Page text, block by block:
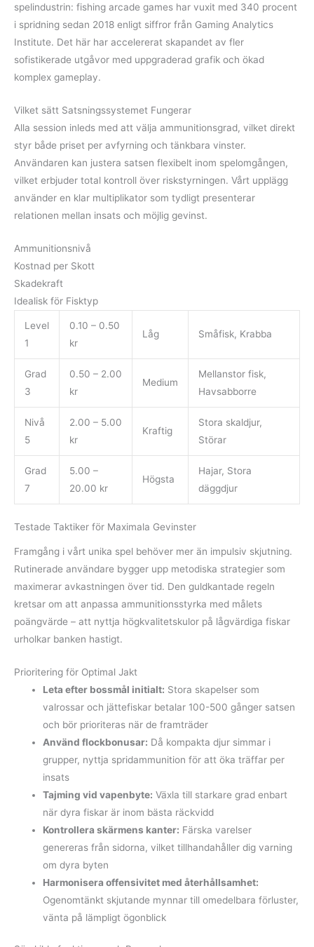
spelindustrin: fishing arcade games har vuxit med 340 procent
i spridning sedan 2018 enligt siffror från Gaming Analytics
Institute. Det här har accelererat skapandet av fler
sofistikerade utgåvor med uppgraderad grafik och ökad
komplex gameplay.
Vilket sätt Satsningssystemet Fungerar
Alla session inleds med att välja ammunitionsgrad, vilket direkt
styr både priset per avfyrning och tänkbara vinster.
Användaren kan justera satsen flexibelt inom spelomgången,
vilket erbjuder total kontroll över riskstyrningen. Vårt upplägg
använder en klar multiplikator som tydligt presenterar
relationen mellan insats och möjlig gevinst.
Ammunitionsnivå
Kostnad per Skott
Skadekraft
Idealisk för Fisktyp
Level
1
0.10 – 0.50
kr
Låg Småfisk, Krabba
Grad
3
0.50 – 2.00
kr
Medium
Mellanstor fisk,
Havsabborre
Nivå
5
2.00 – 5.00
kr
Kraftig
Stora skaldjur,
Störar
Grad
7
5.00 –
20.00 kr
Högsta
Hajar, Stora
däggdjur
Testade Taktiker för Maximala Gevinster
Framgång i vårt unika spel behöver mer än impulsiv skjutning.
Rutinerade användare bygger upp metodiska strategier som
maximerar avkastningen över tid. Den guldkantade regeln
kretsar om att anpassa ammunitionsstyrka med målets
poängvärde – att nyttja högkvalitetskulor på lågvärdiga fiskar
urholkar banken hastigt.
Prioritering för Optimal Jakt
Leta efter bossmål initialt: Stora skapelser som
valrossar och jättefiskar betalar 100-500 gånger satsen
och bör prioriteras när de framträder
Använd flockbonusar: Då kompakta djur simmar i
grupper, nyttja spridammunition för att öka träffar per
insats
Tajming vid vapenbyte: Växla till starkare grad enbart
när dyra fiskar är inom bästa räckvidd
Kontrollera skärmens kanter: Färska varelser
genereras från sidorna, vilket tillhandahåller dig varning
om dyra byten
Harmonisera offensivitet med återhållsamhet:
Ogenomtänkt skjutande mynnar till omedelbara förluster,
vänta på lämpligt ögonblick